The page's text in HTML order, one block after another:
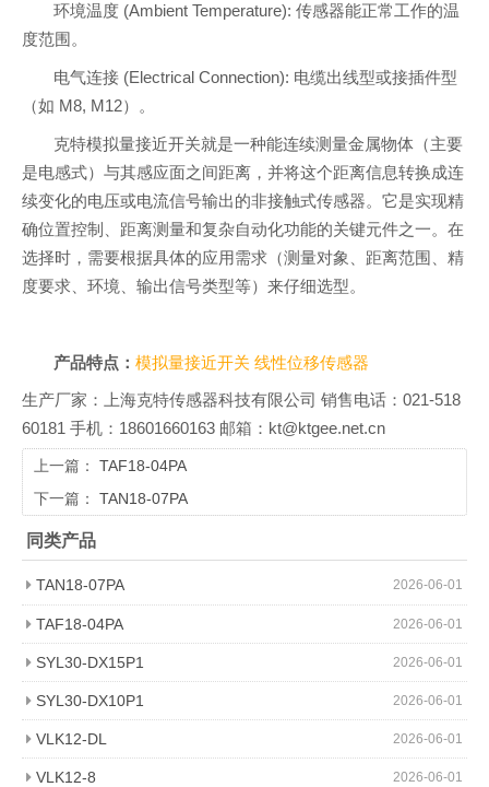
环境温度 (Ambient Temperature): 传感器能正常工作的温
度范围。
电气连接 (Electrical Connection): 电缆出线型或接插件型
（如 M8, M12）。
克特模拟量接近开关就是一种能连续测量金属物体（主要
是电感式）与其感应面之间距离，并将这个距离信息转换成连
续变化的电压或电流信号输出的非接触式传感器。它是实现精
确位置控制、距离测量和复杂自动化功能的关键元件之一。在
选择时，需要根据具体的应用需求（测量对象、距离范围、精
度要求、环境、输出信号类型等）来仔细选型。
产品特点：模拟量接近开关线性位移传感器
生产厂家：上海克特传感器科技有限公司 销售电话：021-518
60181 手机：18601660163 邮箱：kt@ktgee.net.cn
上一篇： TAF18-04PA
下一篇： TAN18-07PA
同类产品
2026-06-01
TAN18-07PA
2026-06-01
TAF18-04PA
2026-06-01
SYL30-DX15P1
2026-06-01
SYL30-DX10P1
2026-06-01
VLK12-DL
2026-06-01
VLK12-8